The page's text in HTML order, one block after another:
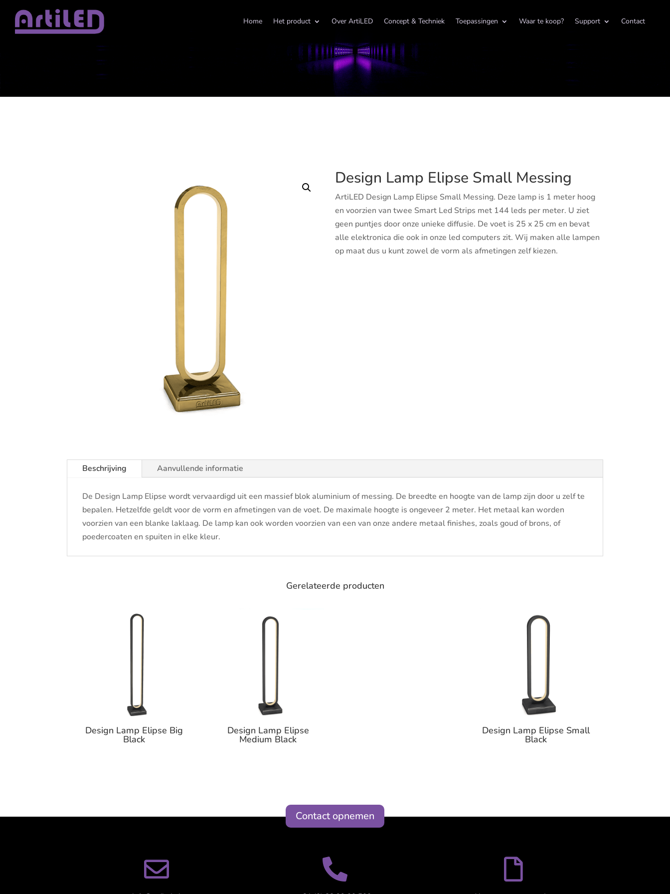
Home Het product Over ArtiLED Concept & Techniek Toepassingen Waar te koop? Support Contact
Design Lamp Elipse Small Messing
ArtiLED Design Lamp Elipse Small Messing. Deze lamp is 1 meter hoog
en voorzien van twee Smart Led Strips met 144 leds per meter. U ziet
geen puntjes door onze unieke diffusie. De voet is 25 x 25 cm en bevat
alle elektronica die ook in onze led computers zit. Wij maken alle lampen
op maat dus u kunt zowel de vorm als afmetingen zelf kiezen.
Beschrijving Aanvullende informatie
De Design Lamp Elipse wordt vervaardigd uit een massief blok aluminium of messing. De breedte en hoogte van de lamp zijn door u zelf te
bepalen. Hetzelfde geldt voor de vorm en afmetingen van de voet. De maximale hoogte is ongeveer 2 meter. Het metaal kan worden
voorzien van een blanke laklaag. De lamp kan ook worden voorzien van een van onze andere metaal finishes, zoals goud of brons, of
poedercoaten en spuiten in elke kleur.
Gerelateerde producten
Design Lamp Elipse Big
Black
Design Lamp Elipse Small
Black
Design Lamp Elipse
Medium Black
Contact opnemen
  